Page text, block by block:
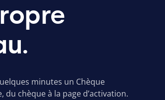
minutes un Chèque
chèque à la page d’activation.